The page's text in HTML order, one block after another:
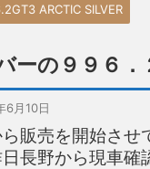
ARCTIC SILVER
ーの９９６
6月10日
販売を開始させ
長野から現車確